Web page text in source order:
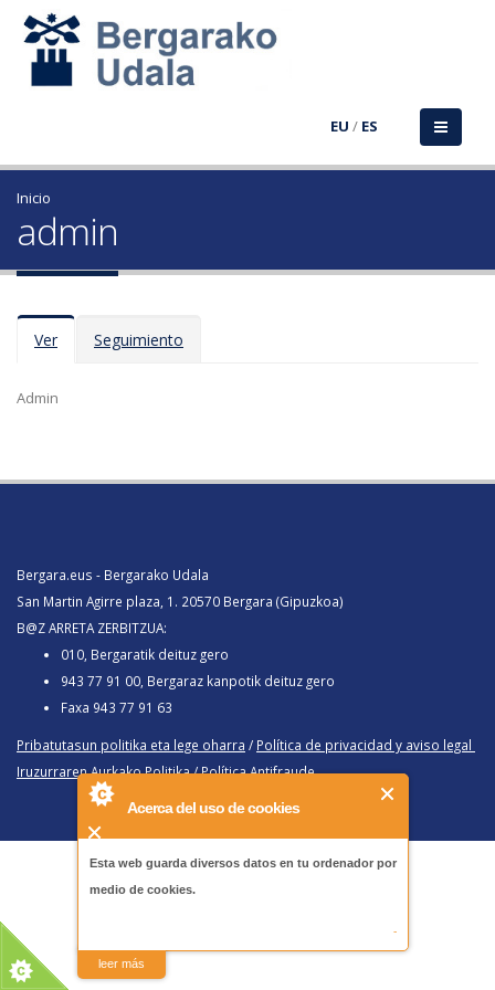
Acerca del uso de cookies
Esta web guarda diversos datos en tu ordenador por
medio de cookies.
-
leer más
EU / ES
Inicio
admin
Solapas principales
Ver (solapaSeguimiento
Admin
Bergara.eus - Bergarako Udala
San Martin Agirre plaza, 1. 20570 Bergara (Gipuzkoa)
B@Z ARRETA ZERBITZUA:
010, Bergaratik deituz gero
943 77 91 00, Bergaraz kanpotik deituz gero
Faxa 943 77 91 63
Pribatutasun politika eta lege oharra / Política de privacidad y aviso legal
Iruzurraren Aurkako Politika/Política Antifraude